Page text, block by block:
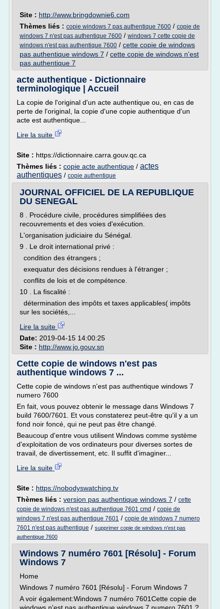
Site : http://www.bringdownie6.com
Thèmes liés : copie windows 7 pas authentique 7600 / copie de
windows 7 n'est pas authentique 7600 / windows 7 cette copie de
windows n'est pas authentique 7600 / cette copie de windows
pas authentique windows 7 / cette copie de windows n'est
pas authentique 7
acte authentique - Dictionnaire
terminologique | Accueil
La copie de l'original d'un acte authentique ou, en cas de
perte de l'original, la copie d'une copie authentique d'un
acte est authentique...
Lire la suite
Site : https://dictionnaire.carra.gouv.qc.ca
Thèmes liés : copie acte authentique / actes
authentiques / copie authentique
JOURNAL OFFICIEL DE LA REPUBLIQUE
DU SENEGAL
8 . Procédure civile, procédures simplifiées des
recouvrements et des voies d'exécution.
L'organisation judiciaire du Sénégal.
9 . Le droit international privé :
condition des étrangers ;
exequatur des décisions rendues à l'étranger ;
conflits de lois et de compétence.
10 . La fiscalité :
détermination des impôts et taxes applicables( impôts
sur les sociétés,...
Lire la suite
Date: 2019-04-15 14:00:25
Site : http://www.jo.gouv.sn
Cette copie de windows n'est pas
authentique windows 7 ...
Cette copie de windows n'est pas authentique windows 7
numero 7600
En fait, vous pouvez obtenir le message dans Windows 7
build 7600/7601. Et vous constaterez peut-être qu'il y a un
fond noir foncé, qui ne peut pas être changé.
Beaucoup d'entre vous utilisent Windows comme système
d'exploitation de vos ordinateurs pour diverses sortes de
travail, de divertissement, etc. Il suffit d'imaginer...
Lire la suite
Site : https://nobodyswatching.tv
Thèmes liés : version pas authentique windows 7 / cette
copie de windows n'est pas authentique 7601 cmd / copie de
windows 7 n'est pas authentique 7601 / copie de windows 7 numero
7601 n'est pas authentique / supprimer copie de windows n'est pas
authentique 7600
Windows 7 numéro 7601 [Résolu] - Forum
Windows 7
Home
Windows 7 numéro 7601 [Résolu] - Forum Windows 7
A voir également:Windows 7 numéro 7601Cette copie de